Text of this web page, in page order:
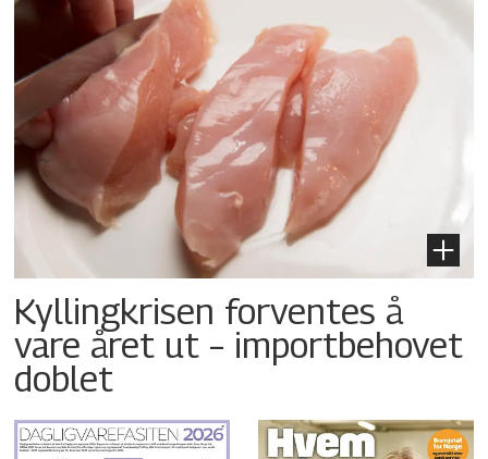
Kyllingkrisen forventes å
vare året ut – importbehovet
doblet